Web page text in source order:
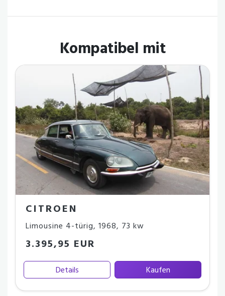
Kompatibel mit
CITROEN
Limousine 4-türig, 1968, 73 kw
3.395,95 EUR
Details Kaufen